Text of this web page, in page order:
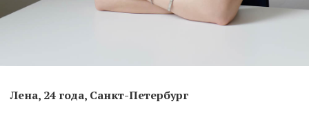
Лена, 24 года, Санкт-Петербург